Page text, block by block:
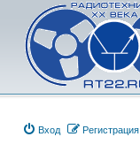
Вход Регистрация